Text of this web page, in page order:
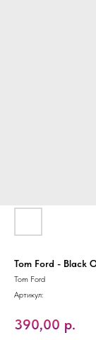
Tom Ford - Black
Tom Ford
Артикул:
390,00 р.